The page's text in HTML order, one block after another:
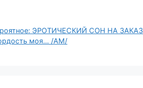
ЭРОТИЧЕСКИЙ СОН НА ЗАКАЗ
моя… /АМ/